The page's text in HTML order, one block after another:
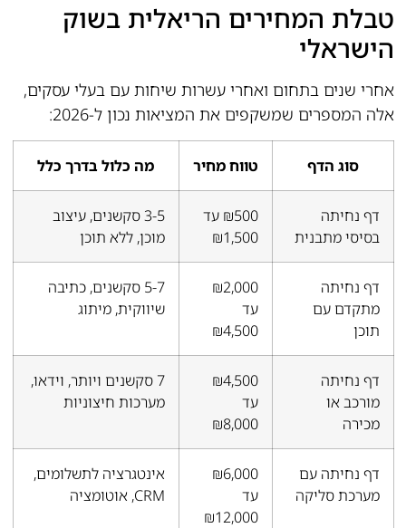
טבלת המחירים הריאלית בשוק
הישראלי
אחרי שנים בתחום ואחרי עשרות שיחות עם בעלי עסקים,
אלה המספרים שמשקפים את המציאות נכון ל-2026:
סוג הדף טווח מחיר מה כלול בדרך כלל
דף נחיתה
בסיסי מתבנית
₪500 עד
₪1,500
3-5 סקשנים, עיצוב
מוכן, ללא תוכן
דף נחיתה
מתקדם עם
תוכן
₪2,000
עד
₪4,500
5-7 סקשנים, כתיבה
שיווקית, מיתוג
דף נחיתה
מורכב או
מכירה
₪4,500
עד
₪8,000
7 סקשנים ויותר, וידאו,
מערכות חיצוניות
דף נחיתה עם
מערכת סליקה
₪6,000
עד
₪12,000
אינטגרציה לתשלומים,
CRM, אוטומציה